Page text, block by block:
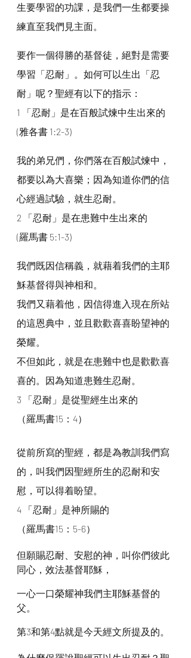
生要學習的功課，是我們一生都要操
練直至我們見主面。
要作一個得勝的基督徒，絕對是需要
學習「忍耐」。如何可以生出「忍
耐」呢？聖經有以下的指示：
1 「忍耐」是在百般試煉中生出來的
(雅各書 1:2-3)
我的弟兄們，你們落在百般試煉中，
都要以為大喜樂；因為知道你們的信
心經過試驗，就生忍耐。
2 「忍耐」是在患難中生出來的
(羅馬書 5:1-3)
我們既因信稱義，就藉着我們的主耶
穌基督得與神相和。
我們又藉着他，因信得進入現在所站
的這恩典中，並且歡歡喜喜盼望神的
榮耀。
不但如此，就是在患難中也是歡歡喜
喜的。因為知道患難生忍耐。
3 「忍耐」是從聖經生出來的
（羅馬書15：4）
從前所寫的聖經，都是為教訓我們寫
的，叫我們因聖經所生的忍耐和安
慰，可以得着盼望。
4 「忍耐」是神所賜的
（羅馬書15：5-6）
但願賜忍耐、安慰的神，叫你們彼此
同心，效法基督耶穌，
一心一口榮耀神我們主耶穌基督的
父。
第3和第4點就是今天經文所提及的。